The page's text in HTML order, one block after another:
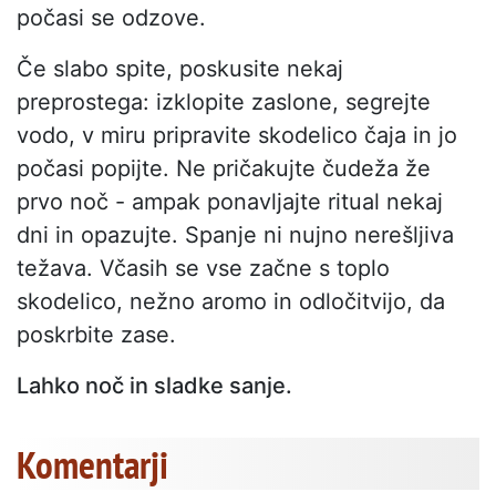
počasi se odzove.
Če slabo spite, poskusite nekaj
preprostega: izklopite zaslone, segrejte
vodo, v miru pripravite skodelico čaja in jo
počasi popijte. Ne pričakujte čudeža že
prvo noč - ampak ponavljajte ritual nekaj
dni in opazujte. Spanje ni nujno nerešljiva
težava. Včasih se vse začne s toplo
skodelico, nežno aromo in odločitvijo, da
poskrbite zase.
Lahko noč in sladke sanje.
Komentarji